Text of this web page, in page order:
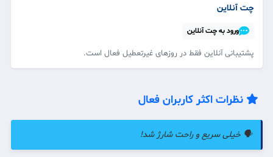
چت آنلاین
ورود به چت آنلاین
پشتیبانی آنلاین فقط در روزهای غیرتعطیل فعال است.
نظرات اکثر کاربران فعال
🗣️ خیلی سریع و راحت شارژ شد!